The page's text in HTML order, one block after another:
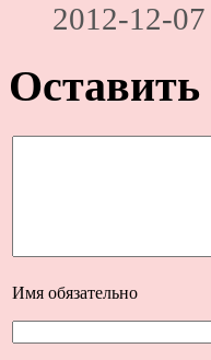
2012-12-
Имя обязательно